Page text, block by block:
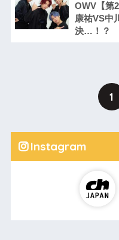
OWV【第
康祐VS中
決…！？
1
Instagram